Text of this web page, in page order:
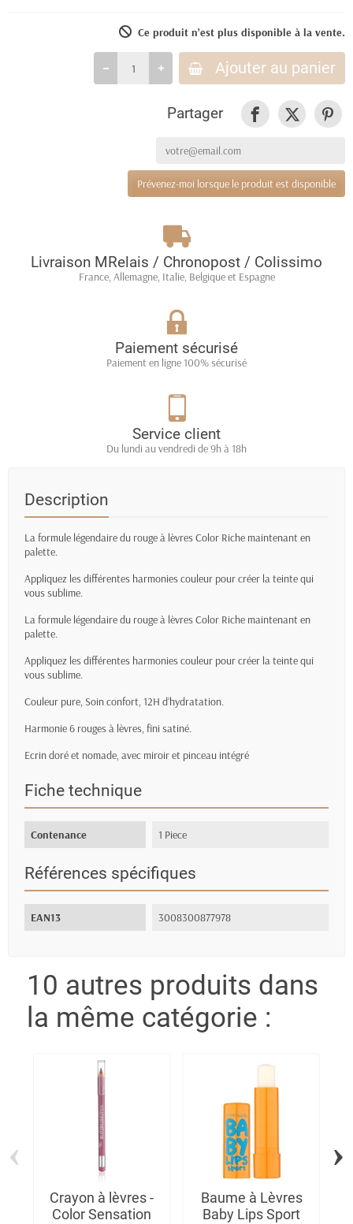
Ce produit n’est plus disponible à la vente.
Ajouter au panier
Partager
Prévenez-moi lorsque le produit est disponible
Livraison MRelais / Chronopost / Colissimo
France, Allemagne, Italie, Belgique et Espagne
Paiement sécurisé
Paiement en ligne 100% sécurisé
Service client
Du lundi au vendredi de 9h à 18h
Description
La formule légendaire du rouge à lèvres Color Riche maintenant en
palette.
Appliquez les différentes harmonies couleur pour créer la teinte qui
vous sublime.
La formule légendaire du rouge à lèvres Color Riche maintenant en
palette.
Appliquez les différentes harmonies couleur pour créer la teinte qui
vous sublime.
Couleur pure, Soin confort, 12H d’hydratation.
Harmonie 6 rouges à lèvres, fini satiné.
Ecrin doré et nomade, avec miroir et pinceau intégré
Fiche technique
Contenance 1 Piece
Références spécifiques
EAN13 3008300877978
10 autres produits dans
la même catégorie :
Crayon à lèvres -
Color Sensation
Baume à Lèvres
Baby Lips Sport
‹ ›